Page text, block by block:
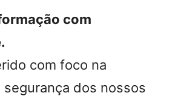
com
com foco na
dos nossos